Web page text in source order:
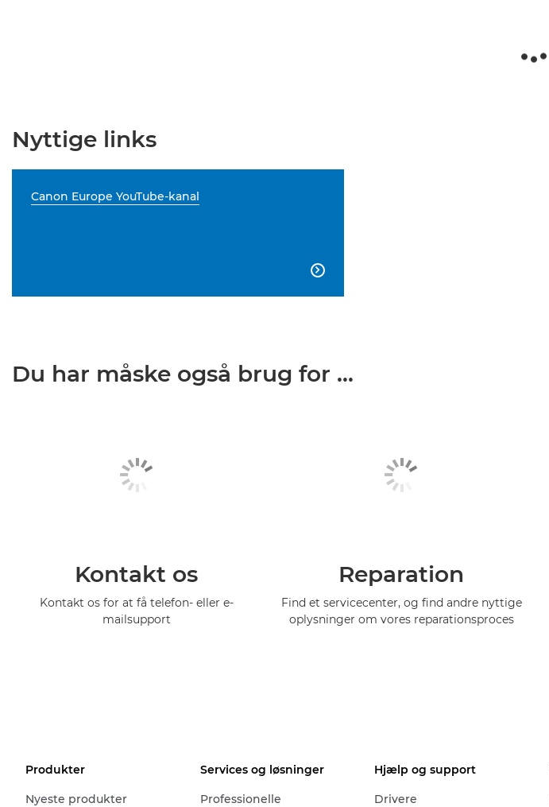
Nyttige links
Canon Europe YouTube-kanal

Du har måske også brug for ...
Kontakt os
Kontakt os for at få telefon- eller e-
mailsupport
Reparation
Find et servicecenter, og find andre nyttige
oplysninger om vores reparationsproces
Produkter
Nyeste produkter
Services og løsninger
Professionelle
Hjælp og support
Drivere